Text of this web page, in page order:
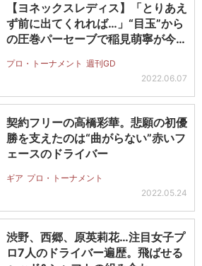
【ヨネックスレディス】「とりあえ
ず前に出てくれれば…」“目玉”から
の圧巻パーセーブで稲見萌寧が今季
プロ・トーナメント 週刊GD
2022.06.07
契約フリーの高橋彩華。悲願の初優
勝を支えたのは“曲がらない”赤いフ
ェースのドライバー
ギア プロ・トーナメント
2022.05.24
渋野、西郷、原英莉花…注目女子プ
ロ7人のドライバー遍歴。飛ばせる